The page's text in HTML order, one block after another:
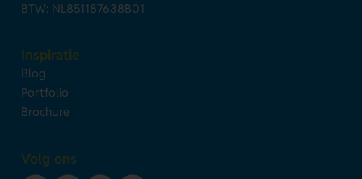
BTW: NL851187638B01
Inspiratie
Blog
Portfolio
Brochure
Volg ons